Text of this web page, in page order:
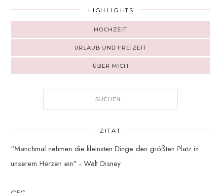
HIGHLIGHTS
HOCHZEIT
URLAUB UND FREIZEIT
ÜBER MICH
ZITAT
"Manchmal nehmen die kleinsten Dinge den größten Platz in
unserem Herzen ein" - Walt Disney